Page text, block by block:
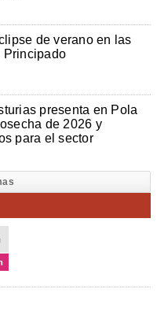
de verano en las
Principado
presenta en Pola
de 2026 y
para el sector